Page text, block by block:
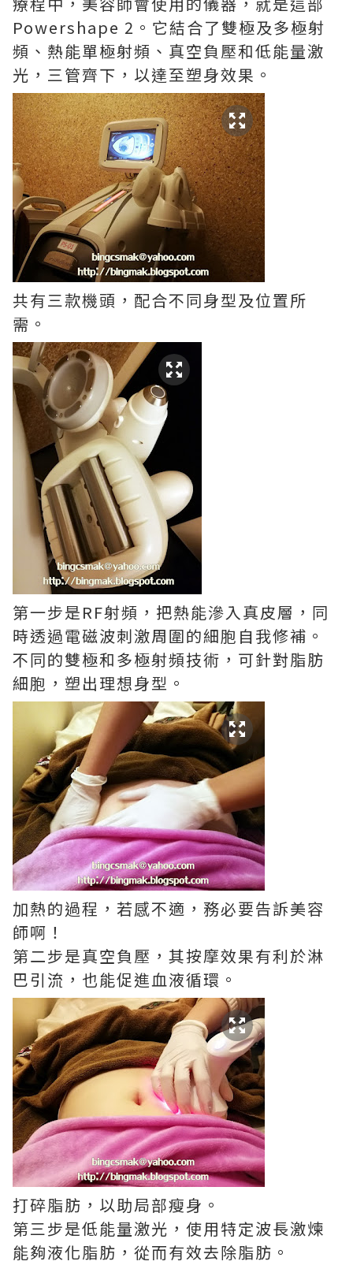
Powershape 2。它結合了雙極及多極射
頻、熱能單極射頻、真空負壓和低能量激
光，三管齊下，以達至塑身效果。
共有三款機頭，配合不同身型及位置所
需。
第一步是RF射頻，把熱能滲入真皮層，同
時透過電磁波刺激周圍的細胞自我修補。
不同的雙極和多極射頻技術，可針對脂肪
細胞，塑出理想身型。
加熱的過程，若感不適，務必要告訴美容
師啊！
第二步是真空負壓，其按摩效果有利於淋
巴引流，也能促進血液循環。
打碎脂肪，以助局部瘦身。
第三步是低能量激光，使用特定波長激煉
能夠液化脂肪，從而有效去除脂肪。